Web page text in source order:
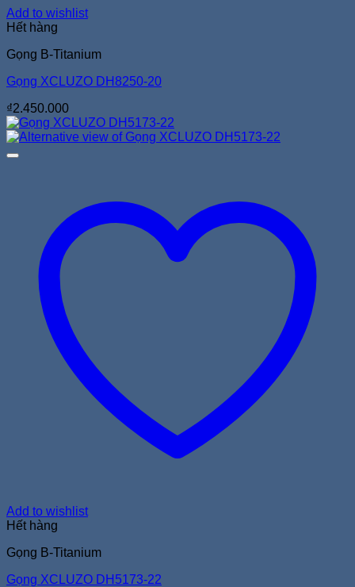
Add to wishlist
Hết hàng
Gọng B-Titanium
Gọng XCLUZO DH8250-20
₫2.450.000
Add to wishlist
Hết hàng
Gọng B-Titanium
Gọng XCLUZO DH5173-22